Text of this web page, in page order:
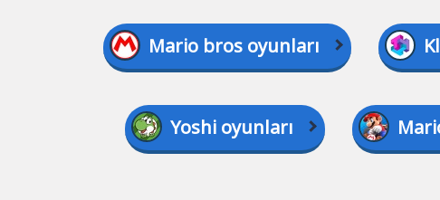
Mario bros oyunları
Yoshi oyunları